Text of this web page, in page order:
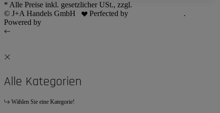
* Alle Preise inkl. gesetzlicher USt., zzgl.
© J+A Handels GmbH
Perfected by
.
Powered by
Alle Kategorien
Wählen Sie eine Kategorie!